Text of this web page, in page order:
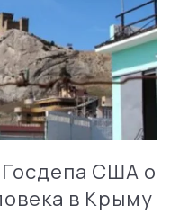
США о
в Крыму